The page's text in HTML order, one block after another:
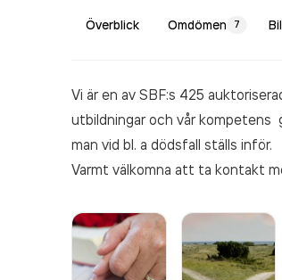
Överblick Omdömen 7
Vi är en av SBF:s 425
utbildningar och vår kompetens
man vid bl. a dödsfall ställs inför.
Varmt välkomna att ta kontakt